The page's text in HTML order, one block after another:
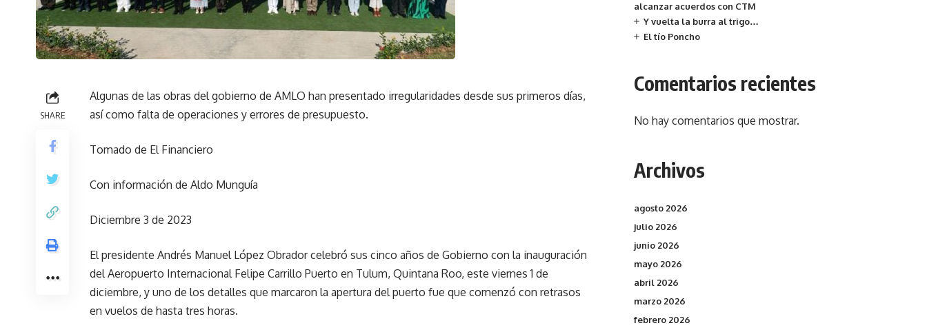
SHARE
Algunas de las obras del gobierno de AMLO han presentado irregularidades desde sus primeros días,
así como falta de operaciones y errores de presupuesto.
Tomado de El Financiero
Con información de Aldo Munguía
Diciembre 3 de 2023
El presidente Andrés Manuel López Obrador celebró sus cinco años de Gobierno con la inauguración
del Aeropuerto Internacional Felipe Carrillo Puerto en Tulum, Quintana Roo, este viernes 1 de
diciembre, y uno de los detalles que marcaron la apertura del puerto fue que comenzó con retrasos
en vuelos de hasta tres horas.
alcanzar acuerdos con CTM
Y vuelta la burra al trigo…
El tío Poncho
Comentarios recientes
No hay comentarios que mostrar.
Archivos
agosto 2026
julio 2026
junio 2026
mayo 2026
abril 2026
marzo 2026
febrero 2026